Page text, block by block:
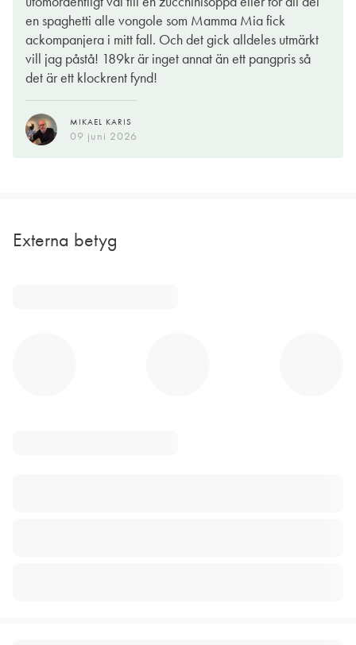
en spaghetti alle vongole som Mamma Mia fick
ackompanjera i mitt fall. Och det gick alldeles utmärkt
vill jag påstå! 189kr är inget annat än ett pangpris så
det är ett klockrent fynd!
MIKAEL KARIS
09 juni 2026
Externa betyg